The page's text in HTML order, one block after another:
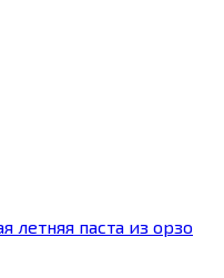
летняя паста из орзо